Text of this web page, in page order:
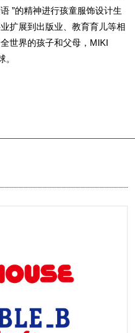
”的精神进行孩童服饰设计生
扩展到出版业、教育育儿等相
世界的孩子和父母，MIKI